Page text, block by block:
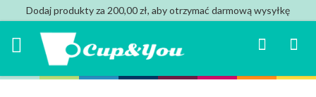
Dodaj produkty za 200,00 zł, aby otrzymać darmową wysyłkę
Mój
Search